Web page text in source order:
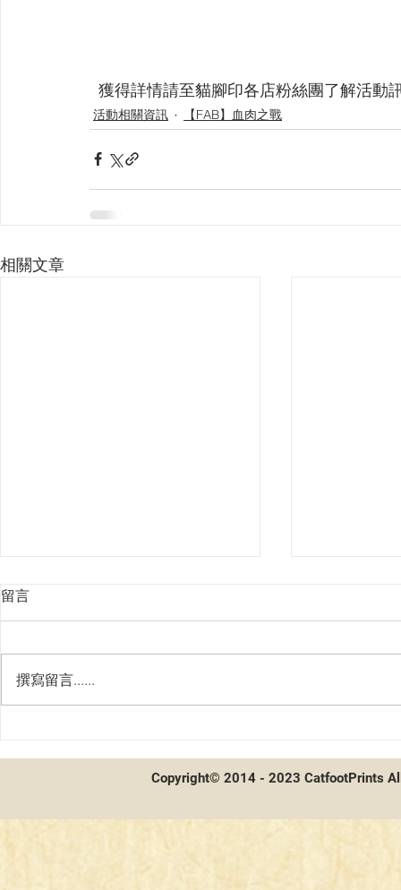
獲得詳情請至貓腳印各店粉絲團了解活動
活動相關資訊 【FAB】血肉之戰
相關文章
訪及牌組分享
留言
撰寫留言......
Copyright© 2014 - 2023 CatfootPrints